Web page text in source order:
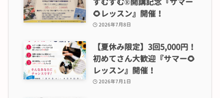
🌻レッスン』開催！
2026年7月8日
【夏休み限定】3回5,000円！
初めてさん大歓迎『サマー🌻
レッスン』開催！
2026年7月1日